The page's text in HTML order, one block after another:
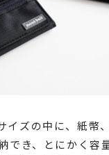
イズの中に、紙幣
でき、とにかく容